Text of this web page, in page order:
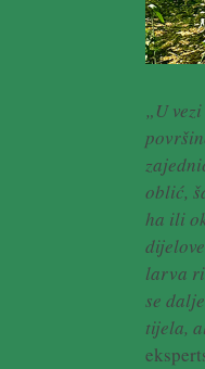
„U
oblić,
ha ili
larva
se
tijela,